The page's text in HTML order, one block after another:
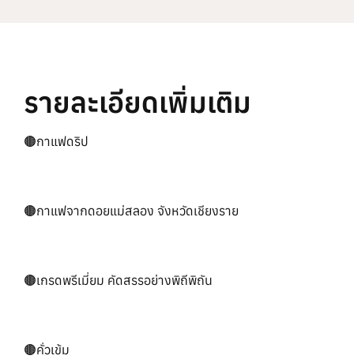
รายละเอียดเพิ่มเติม
🟤กาแฟดริป
🟤กาแฟจากดอยแม่สลอง จังหวัดเชียงราย
🟤เกรดพรีเมี่ยม คัดสรรอย่างพิถีพิถัน
🟤คั่วเข้ม